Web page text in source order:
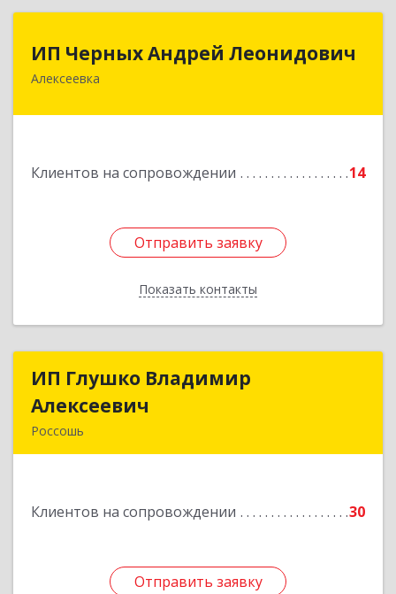
ИП Черных Андрей Леонидович
Алексеевка
Клиентов на сопровождении 14
Отправить заявку
Показать контакты
ИП Черных Андрей Леонидович
309850, Белгородская обл, Алексеевский р-н,
Отправить заявку
Назад
ИП Глушко Владимир
Алексеевич
Россошь
Клиентов на сопровождении 30
Отправить заявку
ИП Глушко Владимир
Подробнее
Отправить заявку